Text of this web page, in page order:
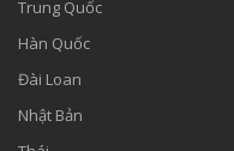
Trung Quốc
Hàn Quốc
Đài Loan
Nhật Bản